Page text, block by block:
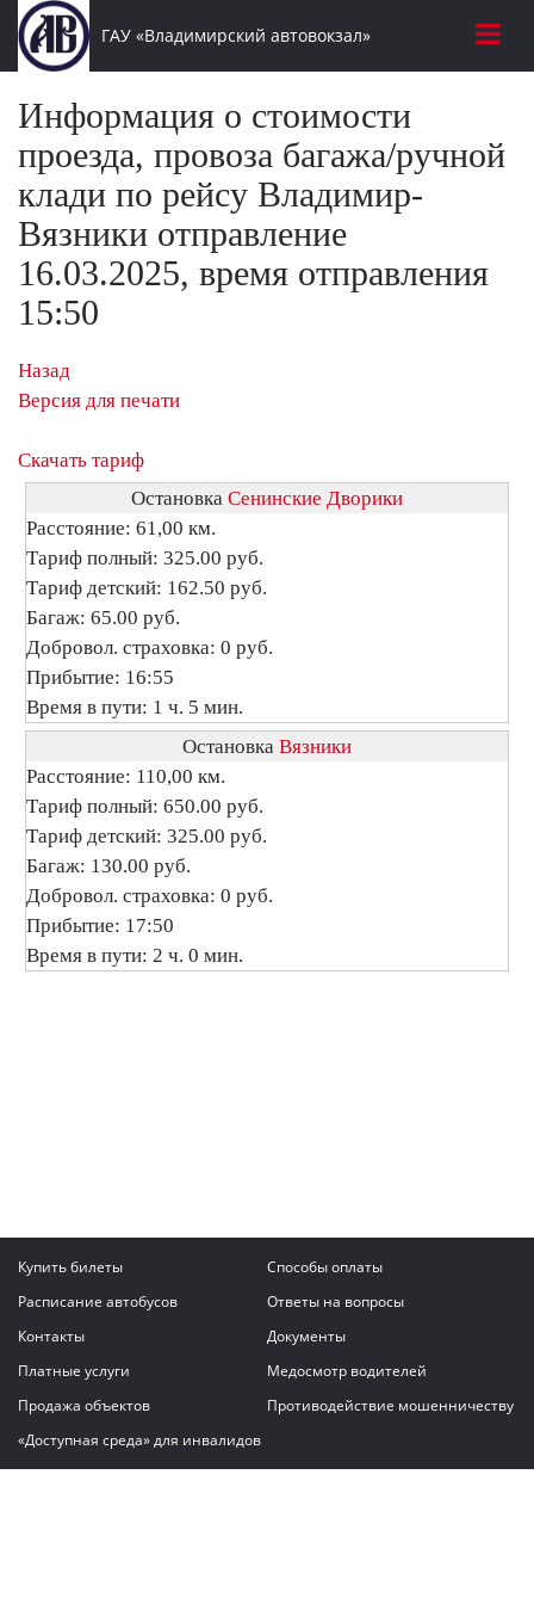
ГАУ «Владимирский автовокзал»
Информация о стоимости
проезда, провоза багажа/ручной
клади по рейсу Владимир-
Вязники отправление
16.03.2025, время отправления
15:50
Назад
Версия для печати
Скачать тариф
Остановка Сенинские Дворики
Расстояние: 61,00 км.
Тариф полный: 325.00 руб.
Тариф детский: 162.50 руб.
Багаж: 65.00 руб.
Добровол. страховка: 0 руб.
Прибытие: 16:55
Время в пути: 1 ч. 5 мин.
Остановка Вязники
Расстояние: 110,00 км.
Тариф полный: 650.00 руб.
Тариф детский: 325.00 руб.
Багаж: 130.00 руб.
Добровол. страховка: 0 руб.
Прибытие: 17:50
Время в пути: 2 ч. 0 мин.
Купить билеты
Способы оплаты
Расписание автобусов
Ответы на вопросы
Контакты
Документы
Платные услуги
Медосмотр водителей
Продажа объектов
Противодействие мошенничеству
«Доступная среда» для инвалидов